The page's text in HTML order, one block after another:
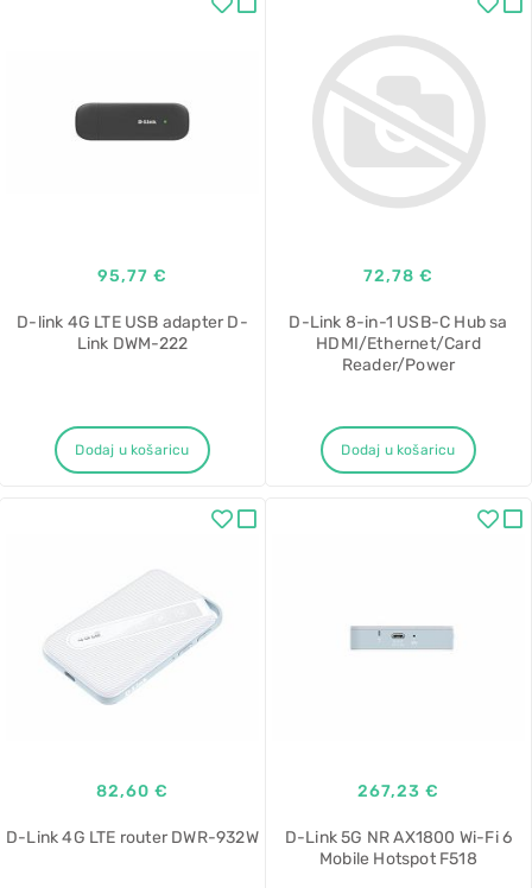
95,77 €
D-link 4G LTE USB adapter D-
Link DWM-222
Dodaj u košaricu
72,78 €
D-Link 8-in-1 USB-C Hub sa
HDMI/Ethernet/Card
Reader/Power
Dodaj u košaricu
82,60 €
D-Link 4G LTE router DWR-932W
267,23 €
D-Link 5G NR AX1800 Wi-Fi 6
Mobile Hotspot F518